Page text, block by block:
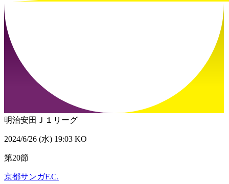
明治安田Ｊ１リーグ
2024/6/26 (水) 19:03 KO
第20節
京都サンガF.C.